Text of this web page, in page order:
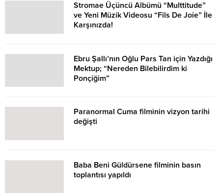
Stromae Üçüncü Albümü “Multtitude”
ve Yeni Müzik Videosu “Fils De Joie” İle
Karşınızda!
Ebru Şallı’nın Oğlu Pars Tan için Yazdığı
Mektup; “Nereden Bilebilirdim ki
Ponçiğim”
Paranormal Cuma filminin vizyon tarihi
değişti
Baba Beni Güldürsene filminin basın
toplantısı yapıldı